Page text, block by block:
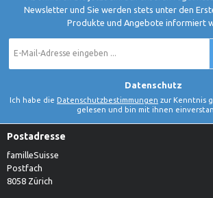
Newsletter und Sie werden stets unter den
Produkte und Angebote informiert
Mail-
*
Datenschutz
Ich habe die Datenschutzbestimmungen zur Kenntnis
gelesen und bin mit ihnen
Postadresse
familleSuisse
Postfach
8058 Zürich